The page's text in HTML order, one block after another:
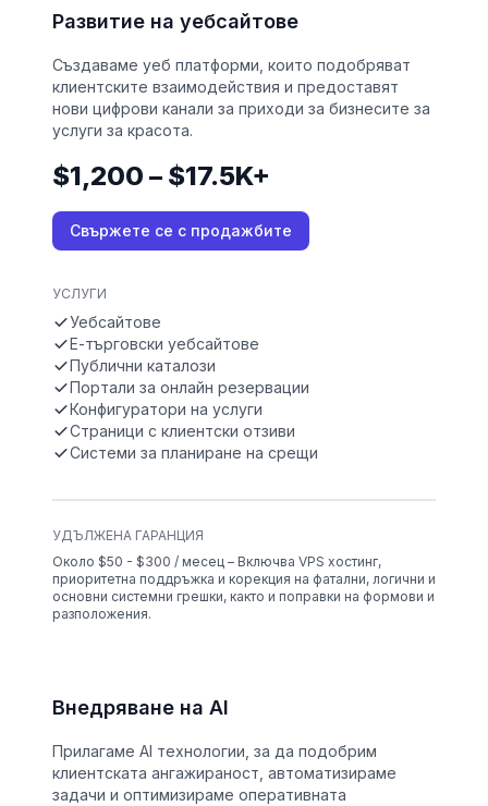
Развитие на уебсайтове
Създаваме уеб платформи, които подобряват
клиентските взаимодействия и предоставят
нови цифрови канали за приходи за бизнесите за
услуги за красота.
$1,200 – $17.5K+
Свържете се с продажбите
УСЛУГИ
Уебсайтове
Е-търговски уебсайтове
Публични каталози
Портали за онлайн резервации
Конфигуратори на услуги
Страници с клиентски отзиви
Системи за планиране на срещи
УДЪЛЖЕНА ГАРАНЦИЯ
Около $50 - $300 / месец – Включва VPS хостинг,
приоритетна поддръжка и корекция на фатални, логични и
основни системни грешки, както и поправки на формови и
разположения.
Внедряване на AI
Прилагаме AI технологии, за да подобрим
клиентската ангажираност, автоматизираме
задачи и оптимизираме оперативната